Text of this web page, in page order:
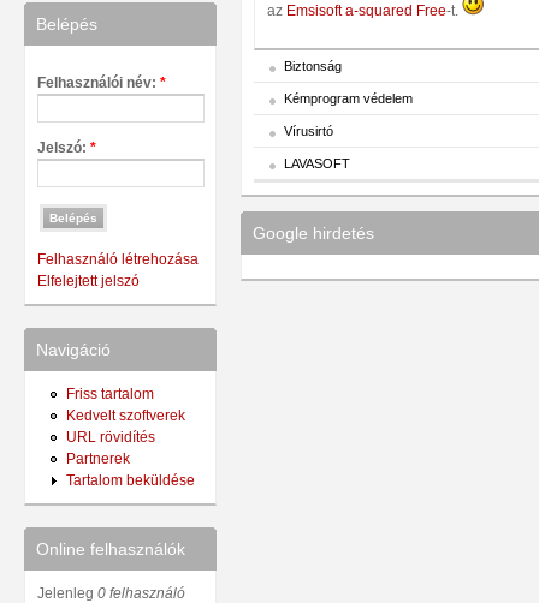
Belépés
Felhasználói név: *
Jelszó: *
Felhasználó létrehozása
Elfelejtett jelszó
Navigáció
Friss tartalom
Kedvelt szoftverek
URL rövidítés
Partnerek
Tartalom beküldése
Online felhasználók
Jelenleg 0 felhasználó
az Emsisoft a-squared Free-t.
Biztonság
Kémprogram védelem
Vírusirtó
LAVASOFT
Google hirdetés